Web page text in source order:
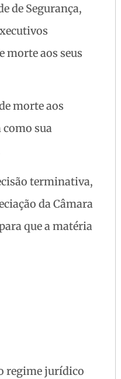
de Segurança,
morte aos seus
morte aos
como sua
terminativa,
da Câmara
que a matéria
o regime jurídico